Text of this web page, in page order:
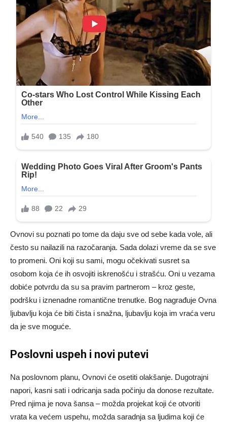
Ovnovi su poznati po tome da daju sve od sebe kada vole, ali
često su nailazili na razočaranja. Sada dolazi vreme da se sve
to promeni. Oni koji su sami, mogu očekivati susret sa
osobom koja će ih osvojiti iskrenošću i strašću. Oni u vezama
dobiće potvrdu da su sa pravim partnerom – kroz geste,
podršku i iznenadne romantične trenutke. Bog nagrađuje Ovna
ljubavlju koja će biti čista i snažna, ljubavlju koja im vraća veru
da je sve moguće.
Poslovni uspeh i novi putevi
Na poslovnom planu, Ovnovi će osetiti olakšanje. Dugotrajni
napori, kasni sati i odricanja sada počinju da donose rezultate.
Pred njima je nova šansa – možda projekat koji će otvoriti
vrata ka većem uspehu, možda saradnja sa ljudima koji će